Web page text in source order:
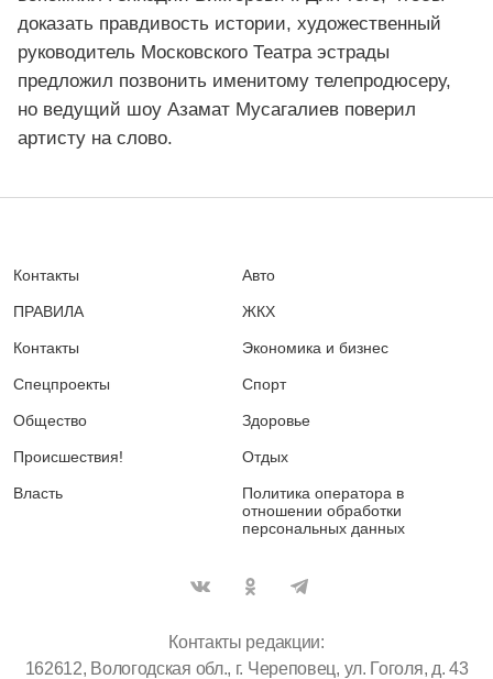
доказать правдивость истории, художественный
руководитель Московского Театра эстрады
предложил позвонить именитому телепродюсеру,
но ведущий шоу Азамат Мусагалиев поверил
артисту на слово.
Контакты
ПРАВИЛА
Контакты
Спецпроекты
Общество
Происшествия!
Власть
Авто
ЖКХ
Экономика и бизнес
Спорт
Здоровье
Отдых
Политика оператора в
отношении обработки
персональных данных
Контакты редакции:
162612, Вологодская обл., г. Череповец, ул. Гоголя, д. 43